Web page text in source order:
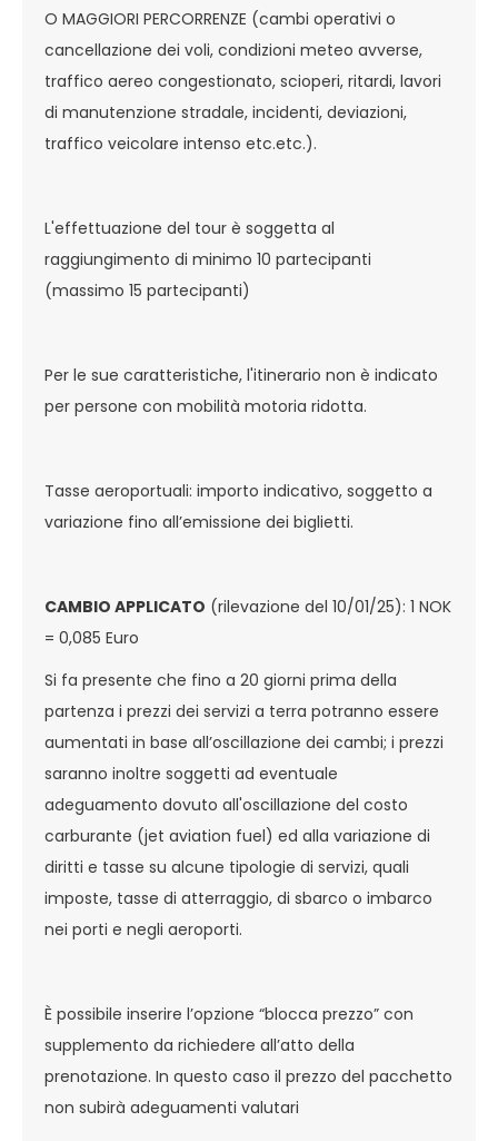
O MAGGIORI PERCORRENZE (cambi operativi o
cancellazione dei voli, condizioni meteo avverse,
traffico aereo congestionato, scioperi, ritardi, lavori
di manutenzione stradale, incidenti, deviazioni,
traffico veicolare intenso etc.etc.).
L'effettuazione del tour è soggetta al
raggiungimento di minimo 10 partecipanti
(massimo 15 partecipanti)
Per le sue caratteristiche, l'itinerario non è indicato
per persone con mobilità motoria ridotta.
Tasse aeroportuali: importo indicativo, soggetto a
variazione fino all’emissione dei biglietti.
CAMBIO APPLICATO (rilevazione del 10/01/25): 1 NOK
= 0,085 Euro
Si fa presente che fino a 20 giorni prima della
partenza i prezzi dei servizi a terra potranno essere
aumentati in base all’oscillazione dei cambi; i prezzi
saranno inoltre soggetti ad eventuale
adeguamento dovuto all'oscillazione del costo
carburante (jet aviation fuel) ed alla variazione di
diritti e tasse su alcune tipologie di servizi, quali
imposte, tasse di atterraggio, di sbarco o imbarco
nei porti e negli aeroporti.
È possibile inserire l’opzione “blocca prezzo” con
supplemento da richiedere all’atto della
prenotazione. In questo caso il prezzo del pacchetto
non subirà adeguamenti valutari